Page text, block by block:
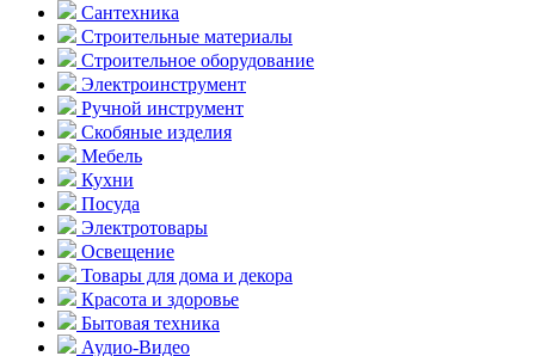
Сантехника
Строительные материалы
Строительное оборудование
Электроинструмент
Ручной инструмент
Скобяные изделия
Мебель
Кухни
Посуда
Электротовары
Освещение
Товары для дома и декора
Красота и здоровье
Бытовая техника
Аудио-Видео